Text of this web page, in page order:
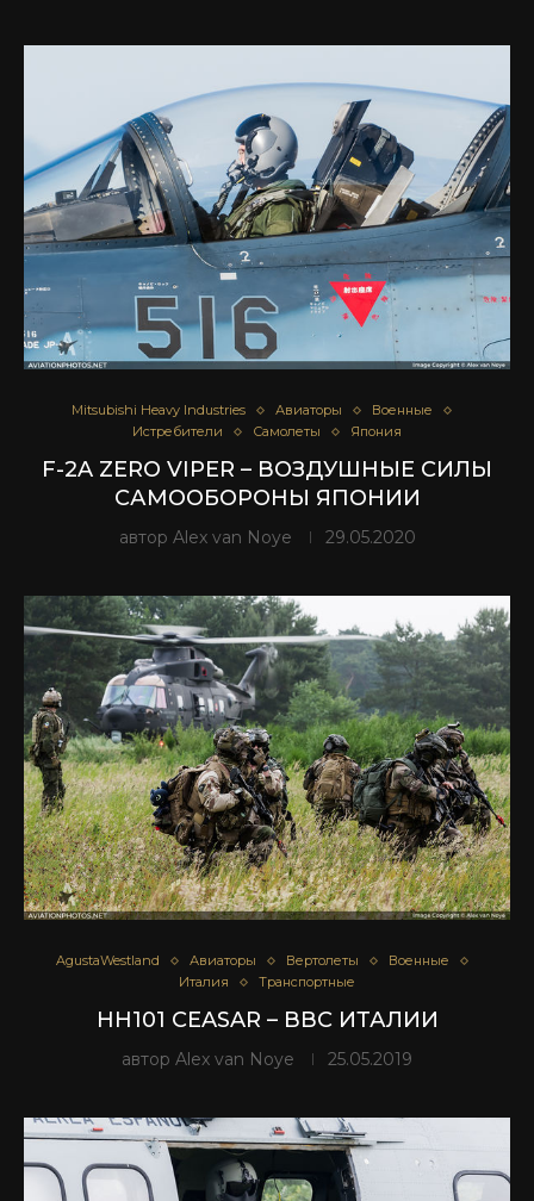
Mitsubishi Heavy Industries Авиаторы
Военные
Истребители
Самолеты Япония
F-2A ZERO VIPER – ВОЗДУШНЫЕ СИЛЫ
САМООБОРОНЫ ЯПОНИИ
автор Alex van Noye 29.05.2020
AgustaWestland Авиаторы Вертолеты
Военные
Италия
Транспортные
HH101 CEASAR – ВВС ИТАЛИИ
автор Alex van Noye 25.05.2019